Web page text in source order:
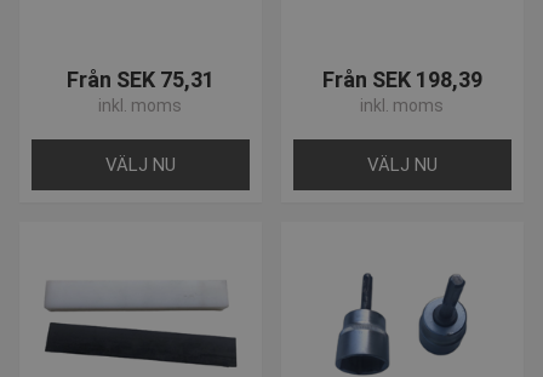
Från SEK 75,31
inkl. moms
VÄLJ NU
Från SEK 198,39
inkl. moms
VÄLJ NU